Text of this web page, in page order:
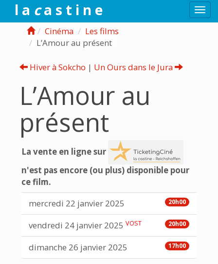
l a ca s t i n e
Cinéma
Les films
L’Amour au présent
Hiver à Sokcho | Un Ours dans le Jura
L’Amour au
présent
La vente en ligne sur
n'est pas encore (ou plus) disponible pour
ce film.
20h00
mercredi 22 janvier 2025
20h00
vendredi 24 janvier 2025 VOST
17h00
dimanche 26 janvier 2025